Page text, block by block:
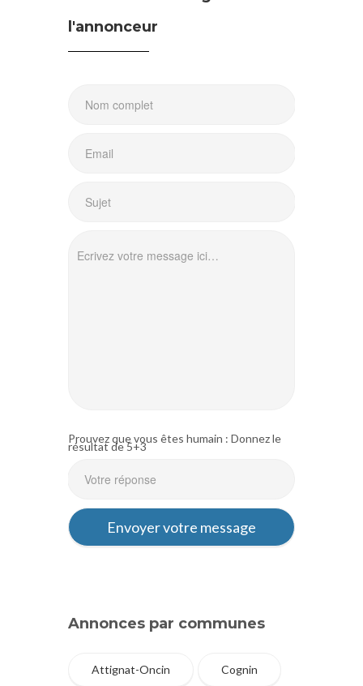
l'annonceur
Prouvez que vous êtes humain : Donnez le
résultat de 5+3
Annonces par communes
Attignat-Oncin Cognin